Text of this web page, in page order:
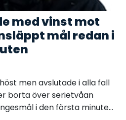
med vinst mot
mål redan i
men avslutade i alla fall
borta över serietvåan
i den första minute...